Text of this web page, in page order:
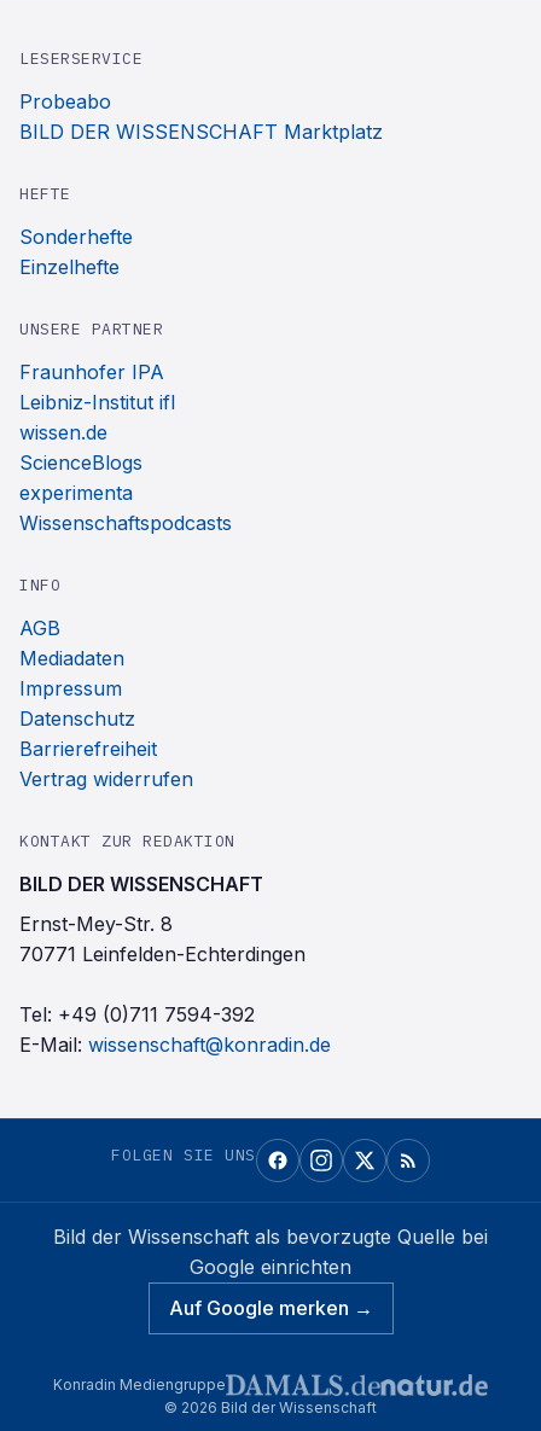
LESERSERVICE
Probeabo
BILD DER WISSENSCHAFT Marktplatz
HEFTE
Sonderhefte
Einzelhefte
UNSERE PARTNER
Fraunhofer IPA
Leibniz-Institut ifl
wissen.de
ScienceBlogs
experimenta
Wissenschaftspodcasts
INFO
AGB
Mediadaten
Impressum
Datenschutz
Barrierefreiheit
Vertrag widerrufen
KONTAKT ZUR REDAKTION
BILD DER WISSENSCHAFT
Ernst-Mey-Str. 8
70771 Leinfelden-Echterdingen
Tel: +49 (0)711 7594-392
E-Mail: wissenschaft@konradin.de
FOLGEN SIE UNS
Bild der Wissenschaft als bevorzugte Quelle bei
Google einrichten
Auf Google merken →
Konradin Mediengruppe
© 2026 Bild der Wissenschaft